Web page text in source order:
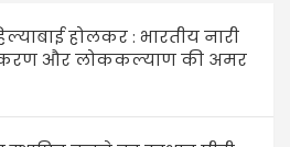
होलकर : भारतीय नारी
और लोककल्याण की अमर